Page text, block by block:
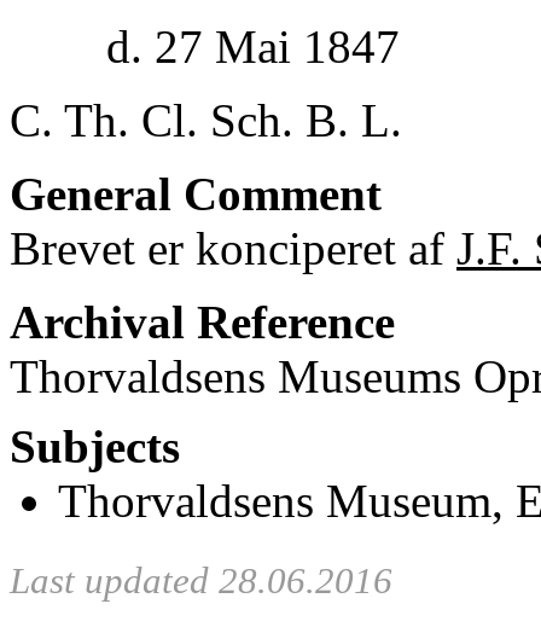
d. 27 Mai 1847
C. Th. Cl. Sch. B. L.
General Comment
Brevet er konciperet af J.F.
Archival Reference
Thorvaldsens Museums
Subjects
Thorvaldsens Museum,
Last updated 28.06.2016